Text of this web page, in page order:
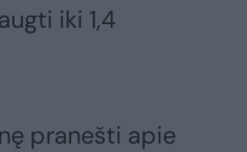
iki 1,4
pranešti apie